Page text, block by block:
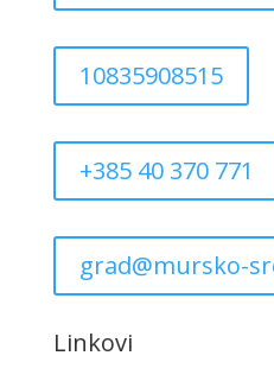
10835908515
+385 40 370 771
grad@mursko-
Linkovi